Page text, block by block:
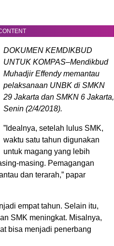
DOKUMEN KEMDIKBUD
UNTUK KOMPAS–Mendikbud
Muhadjir Effendy memantau
pelaksanaan UNBK di SMKN
29 Jakarta dan SMKN 6 Jakarta,
Senin (2/4/2018).
”Idealnya, setelah lulus SMK,
waktu satu tahun digunakan
untuk magang yang lebih
masing. Pemagangan
dan terarah,” papar
empat tahun. Selain itu,
SMK meningkat. Misalnya,
bisa menjadi penerbang